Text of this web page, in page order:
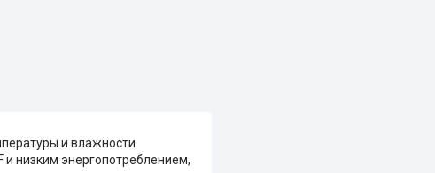
и влажности
низким энергопотреблением,